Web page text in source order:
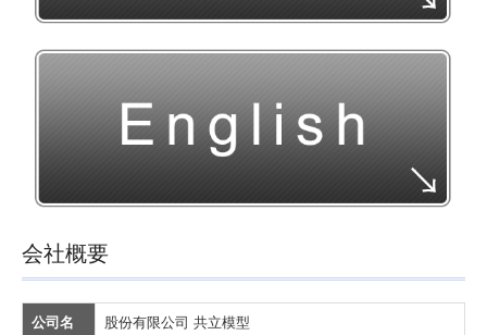
IT・その他
オリジナル模型動画
装置
展示体験装置
実験学習装置
会社概要
公司名
股份有限公司 共立模型